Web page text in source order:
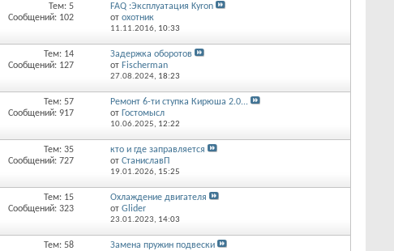
Тем: 5
Сообщений: 102
FAQ :Эксплуатация Kyron
от охотник
11.11.2016, 10:33
Тем: 14
Сообщений: 127
Задержка оборотов
от Fischerman
27.08.2024, 18:23
Тем: 57
Сообщений: 917
Ремонт 6-ти ступка Кирюша 2.0...
от Гостомысл
10.06.2025, 12:22
Тем: 35
Сообщений: 727
кто и где заправляется
от СтаниславП
19.01.2026, 15:25
Тем: 15
Сообщений: 323
Охлаждение двигателя
от Glider
23.01.2023, 14:03
Тем: 58
Замена пружин подвески